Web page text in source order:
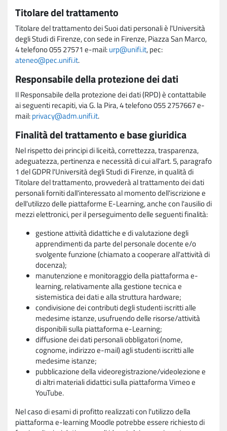
Titolare del trattamento
Titolare del trattamento dei Suoi dati personali è l'Università
degli Studi di Firenze, con sede in Firenze, Piazza San Marco,
4 telefono 055 27571 e-mail:urp@unifi.it, pec:
ateneo@pec.unifi.it.
Responsabile della protezione dei dati
Il Responsabile della protezione dei dati (RPD) è contattabile
ai seguenti recapiti, via G. la Pira, 4 telefono 055 2757667 e-
mail:privacy@adm.unifi.it.
Finalità del trattamento e base giuridica
Nel rispetto dei principi di liceità, correttezza, trasparenza,
adeguatezza, pertinenza e necessità di cui all'art. 5, paragrafo
1 del GDPR l'Università degli Studi di Firenze, in qualità di
Titolare del trattamento, provvederà al trattamento dei dati
personali forniti dall'interessato al momento dell'iscrizione e
dell'utilizzo delle piattaforme E-Learning, anche con l'ausilio di
mezzi elettronici, per il perseguimento delle seguenti finalità:
gestione attività didattiche e di valutazione degli
apprendimenti da parte del personale docente e/o
svolgente funzione (chiamato a cooperare all'attività di
docenza);
manutenzione e monitoraggio della piattaforma e-
learning, relativamente alla gestione tecnica e
sistemistica dei dati e alla struttura hardware;
condivisione dei contributi degli studenti iscritti alle
medesime istanze, usufruendo delle risorse/attività
disponibili sulla piattaforma e-Learning;
diffusione dei dati personali obbligatori (nome,
cognome, indirizzo e-mail) agli studenti iscritti alle
medesime istanze;
pubblicazione della videoregistrazione/videolezione e
di altri materiali didattici sulla piattaforma Vimeo e
YouTube.
Nel caso di esami di profitto realizzati con l'utilizzo della
piattaforma e-learning Moodle potrebbe essere richiesto di